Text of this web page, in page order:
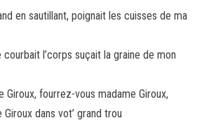
en sautillant, poignait les cuisses de ma
l’corps suçait la graine de mon
Giroux, fourrez-vous madame Giroux,
dans vot’ grand trou